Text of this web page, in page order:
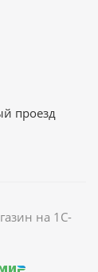
проезд
на 1С-